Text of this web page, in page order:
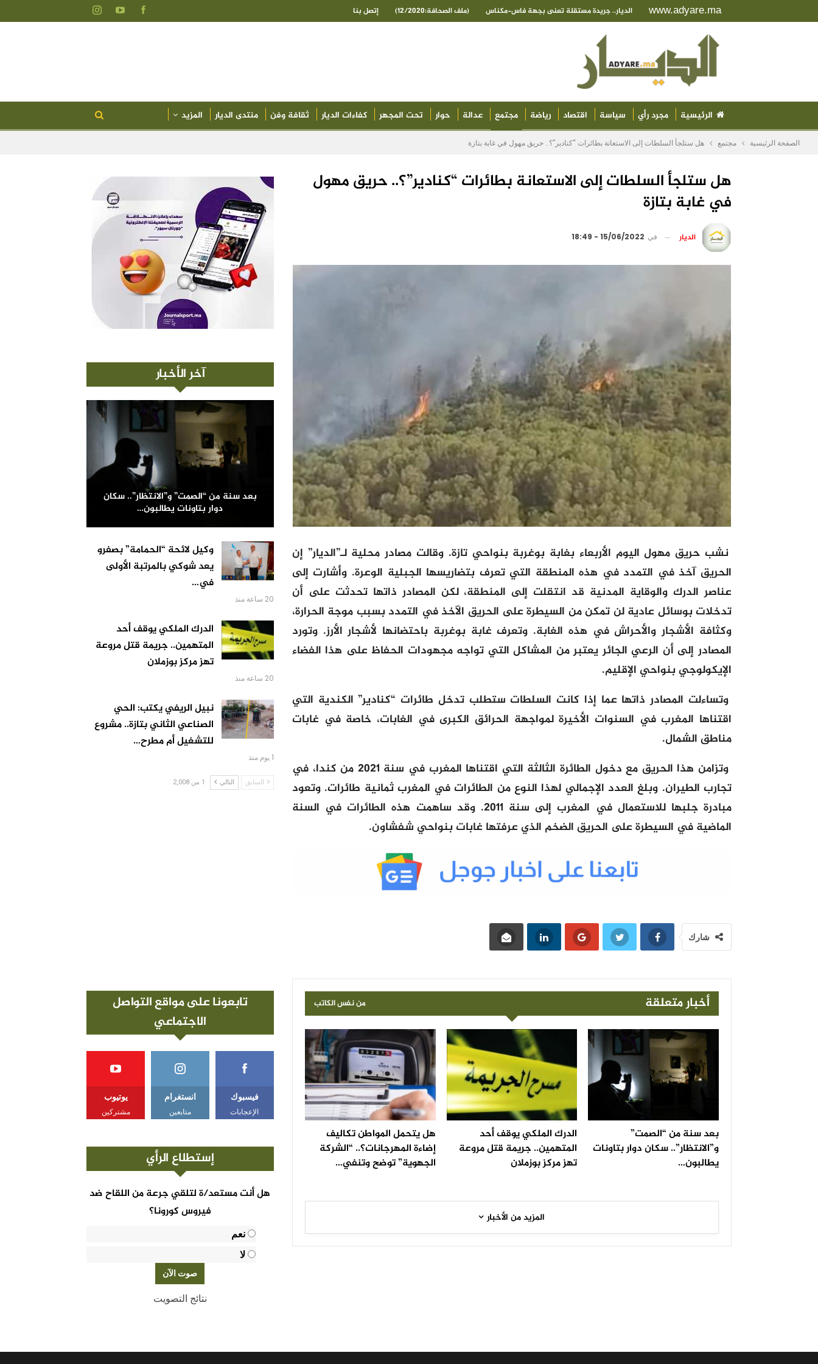
www.adyare.ma الديار.. جريدة مستقلة تعنى بجهة فاس-مكناس (ملف الصحافة:12/2020) إتصل بنا
الرئيسية مجرد رأي سياسة اقتصاد رياضة مجتمع عدالة حوار تحت المجهر كفاءات الديار ثقافة وفن منتدى الديار المزيد
الصفحة الرئيسية مجتمع هل ستلجأ السلطات إلى الاستعانة بطائرات “كنادير”؟.. حريق مهول في غابة بتازة
هل ستلجأ السلطات إلى الاستعانة بطائرات “كنادير”؟.. حريق مهول
في غابة بتازة
الديار في 15/06/2022 - 18:49
نشب حريق مهول اليوم الأربعاء بغابة بوغربة بنواحي تازة. وقالت مصادر محلية لـ”الديار” إن
الحريق آخذ في التمدد في هذه المنطقة التي تعرف بتضاريسها الجبلية الوعرة. وأشارت إلى
عناصر الدرك والوقاية المدنية قد انتقلت إلى المنطقة، لكن المصادر ذاتها تحدثت على أن
تدخلات بوسائل عادية لن تمكن من السيطرة على الحريق الآخذ في التمدد بسبب موجة الحرارة،
وكثافة الأشجار والأحراش في هذه الغابة. وتعرف غابة بوغربة باحتضانها لأشجار الأرز. وتورد
المصادر إلى أن الرعي الجائر يعتبر من المشاكل التي تواجه مجهودات الحفاظ على هذا الفضاء
الإيكولوجي بنواحي الإقليم.
وتساءلت المصادر ذاتها عما إذا كانت السلطات ستطلب تدخل طائرات “كنادير” الكندية التي
اقتناها المغرب في السنوات الأخيرة لمواجهة الحرائق الكبرى في الغابات، خاصة في غابات
مناطق الشمال.
وتزامن هذا الحريق مع دخول الطائرة الثالثة التي اقتناها المغرب في سنة 2021 من كندا، في
تجارب الطيران. وبلغ العدد الإجمالي لهذا النوع من الطائرات في المغرب ثمانية طائرات. وتعود
مبادرة جلبها للاستعمال في المغرب إلى سنة 2011. وقد ساهمت هذه الطائرات في السنة
الماضية في السيطرة على الحريق الضخم الذي عرفتها غابات بنواحي شفشاون.
شارك
أخبار متعلقة من نفس الكاتب
بعد سنة من “الصمت”
و”الانتظار”.. سكان دوار بتاونات
يطالبون…
الدرك الملكي يوقف أحد
المتهمين.. جريمة قتل مروعة
تهز مركز بوزملان
هل يتحمل المواطن تكاليف
إضاءة المهرجانات؟.. “الشركة
الجهوية” توضح وتنفي…
المزيد من الأخبار
آخر الأخبار
بعد سنة من “الصمت” و”الانتظار”.. سكان
دوار بتاونات يطالبون…
وكيل لائحة “الحمامة” بصفرو
يعد شوكي بالمرتبة الأولى
في…
20 ساعة منذ
الدرك الملكي يوقف أحد
المتهمين.. جريمة قتل مروعة
تهز مركز بوزملان
20 ساعة منذ
نبيل الريفي يكتب: الحي
الصناعي الثاني بتازة.. مشروع
للتشغيل أم مطرح…
1 يوم منذ
السابق التالي 1 من 2,008
تابعونا على مواقع التواصل
الاجتماعي
فيسبوك
الإعجابات
انستغرام
متابعين
يوتيوب
مشتركين
إستطلاع الرأي
هل أنت مستعد/ة لتلقي جرعة من اللقاح ضد
فيروس كورونا؟
نعم
لا
نتائج التصويت